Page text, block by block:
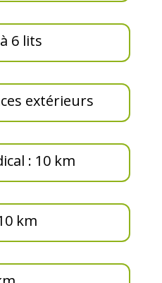
6 lits
extérieurs
: 10 km
km